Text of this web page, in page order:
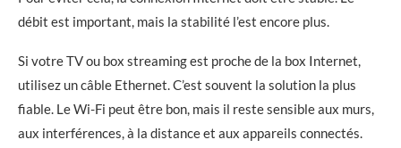
débit est important, mais la stabilité l’est encore plus.
Si votre TV ou box streaming est proche de la box Internet,
utilisez un câble Ethernet. C’est souvent la solution la plus
fiable. Le Wi-Fi peut être bon, mais il reste sensible aux murs,
aux interférences, à la distance et aux appareils connectés.